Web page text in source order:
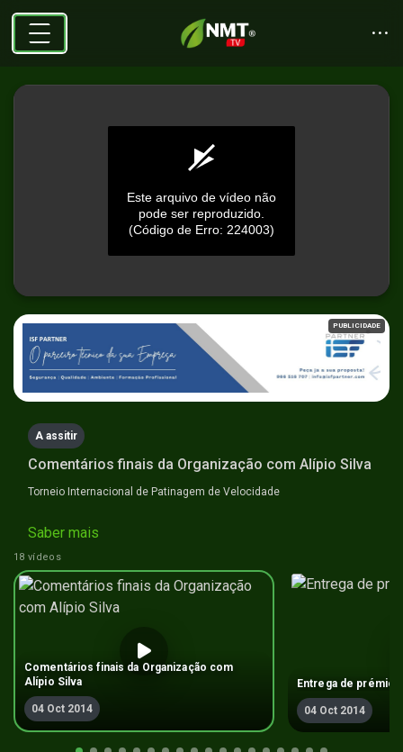
seconds
of
seconds
Este arquivo de vídeo não
pode ser reproduzido.
(Código de Erro: 224003)
PUBLICIDADE
A assitir
Comentários finais da Organização com Alí­pio Silva
Torneio Internacional de Patinagem de Velocidade
Saber mais
18 vídeos
Comentários finais da Organização com
Alí­pio Silva
04 Oct 2014
Entrega de prémios
04 Oct 2014